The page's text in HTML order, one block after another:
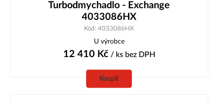
Turbodmychadlo - Exchange
4033086HX
Kód: 4033086HX
U výrobce
12 410 Kč/ ks bez DPH
Koupit